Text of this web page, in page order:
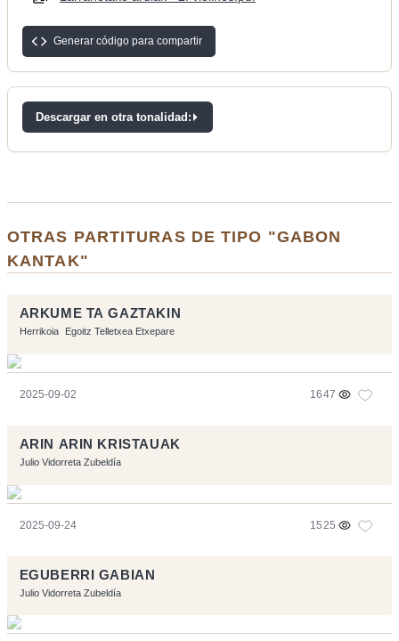
Generar código para compartir
Descargar en otra tonalidad:
OTRAS PARTITURAS DE TIPO "GABON
KANTAK"
ARKUME TA GAZTAKIN
Herrikoia Egoitz Telletxea Etxepare
2025-09-02 1647
ARIN ARIN KRISTAUAK
Julio Vidorreta Zubeldía
2025-09-24 1525
EGUBERRI GABIAN
Julio Vidorreta Zubeldía